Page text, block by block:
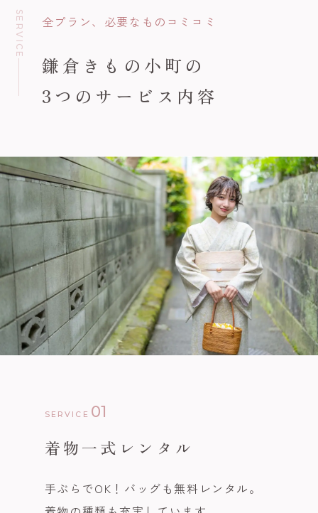
SERVICE 全プラン、必要なものコミコミ
鎌倉きもの小町の
3つのサービス内容
SERVICE 01
着物一式レンタル
手ぶらでOK！バッグも無料レンタル。